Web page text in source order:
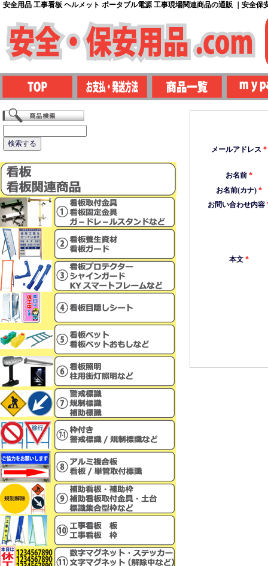
安全用品 工事看板 ヘルメット ポータブル電源 工事現場関連商品の通販 ｜安全保
メールアドレス *
お名前*
お名前(カナ)*
お問い合わせ内容
本文*